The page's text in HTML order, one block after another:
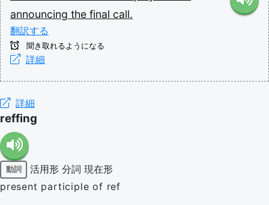
announcing the final call.
翻訳する
聞き取れるようになる
詳細
詳細
reffing
動詞 活用形 分詞 現在形
present participle of ref